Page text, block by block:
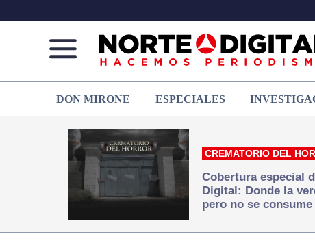
de
Juárez
que
hacemos periodismo
DON MIRONE ESPECIALES
CREMATORIO DEL
Cobertura especial
Digital: Donde la
pero no se consume